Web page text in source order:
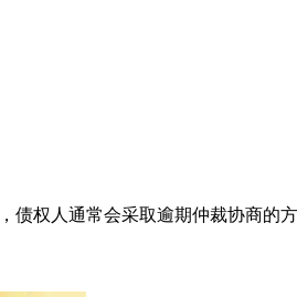
权人通常会采取逾期仲裁协商的